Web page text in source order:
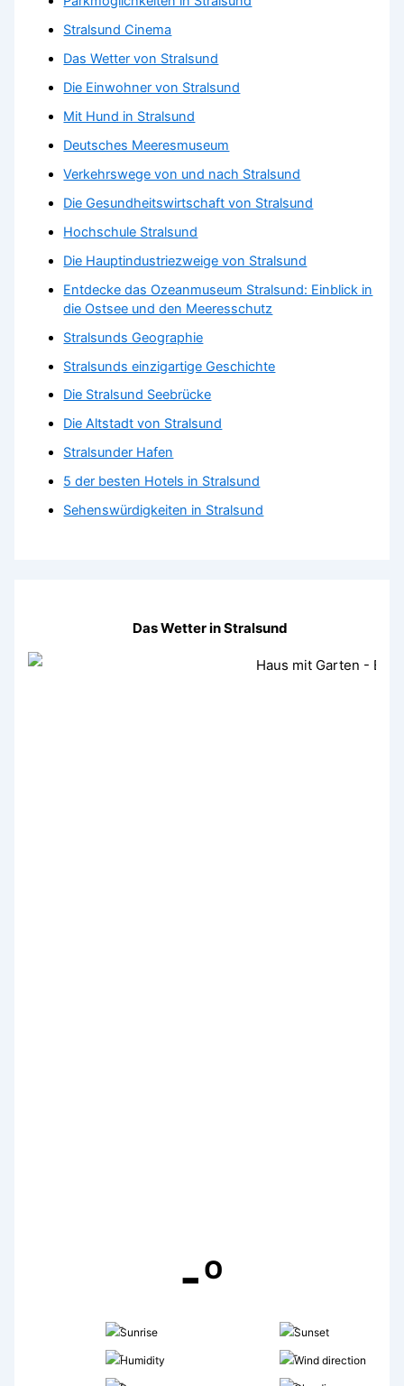
Stralsund Cinema
Das Wetter von Stralsund
Die Einwohner von Stralsund
Mit Hund in Stralsund
Deutsches Meeresmuseum
Verkehrswege von und nach Stralsund
Die Gesundheitswirtschaft von Stralsund
Hochschule Stralsund
Die Hauptindustriezweige von Stralsund
Entdecke das Ozeanmuseum Stralsund: Einblick in
die Ostsee und den Meeresschutz
Stralsunds Geographie
Stralsunds einzigartige Geschichte
Die Stralsund Seebrücke
Die Altstadt von Stralsund
Stralsunder Hafen
5 der besten Hotels in Stralsund
Sehenswürdigkeiten in Stralsund
Das Wetter in Stralsund
-º
- -
- -
- -